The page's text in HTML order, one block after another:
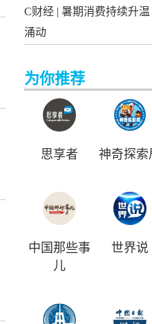
C财经 | 暑期消费持续升
涌动
为你推荐
思享者 神奇探索
中国那些事
儿
世界说